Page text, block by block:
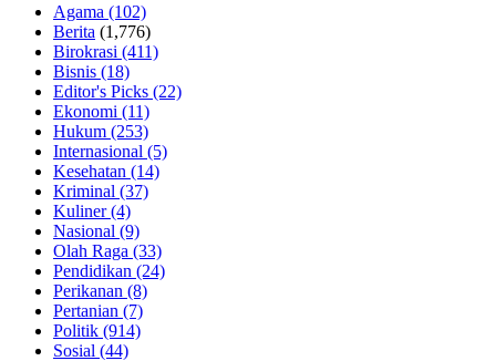
Agama (102)
Berita (1,776)
Birokrasi (411)
Bisnis (18)
Editor's Picks (22)
Ekonomi (11)
Hukum (253)
Internasional (5)
Kesehatan (14)
Kriminal (37)
Kuliner(4)
Nasional (9)
Olah Raga (33)
Pendidikan (24)
Perikanan (8)
Pertanian (7)
Politik (914)
Sosial (44)